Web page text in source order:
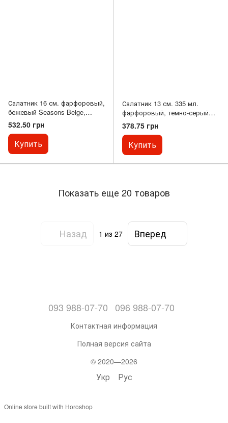
Салатник 16 см. фарфоровый,
бежевый Seasons Beige,
Porland
532.50 грн
Купить
Салатник 13 см. 335 мл.
фарфоровый, темно-серый
Seasons Dark Gray, Porland
378.75 грн
Купить
Показать еще 20 товаров
Назад 1 из 27 Вперед
093 988-07-70 096 988-07-70
Контактная информация
Полная версия сайта
© 2020—2026
Укр Рус
Online store built with Horoshop